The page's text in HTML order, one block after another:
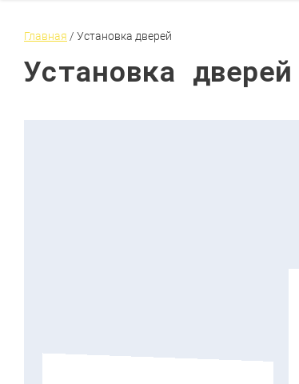
Главная / Установка дверей
Установка дверей